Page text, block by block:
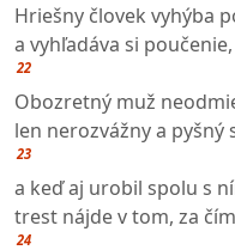
Hriešny človek vyhýba
a vyhľadáva si
22
Obozretný muž
len nerozvážny a pyšný
23
a keď aj urobil spolu s
trest nájde v tom, za
24